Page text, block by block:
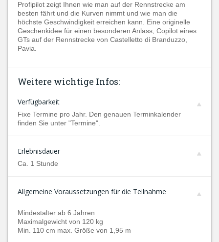
Profipilot zeigt Ihnen wie man auf der Rennstrecke am
besten fährt und die Kurven nimmt und wie man die
höchste Geschwindigkeit erreichen kann. Eine originelle
Geschenkidee für einen besonderen Anlass, Copilot eines
GTs auf der Rennstrecke von Castelletto di Branduzzo,
Pavia.
Weitere wichtige Infos:
Verfügbarkeit
Fixe Termine pro Jahr. Den genauen Terminkalender
finden Sie unter "Termine".
Erlebnisdauer
Ca. 1 Stunde
Allgemeine Voraussetzungen für die Teilnahme
Mindestalter ab 6 Jahren
Maximalgewicht von 120 kg
Min. 110 cm max. Größe von 1,95 m